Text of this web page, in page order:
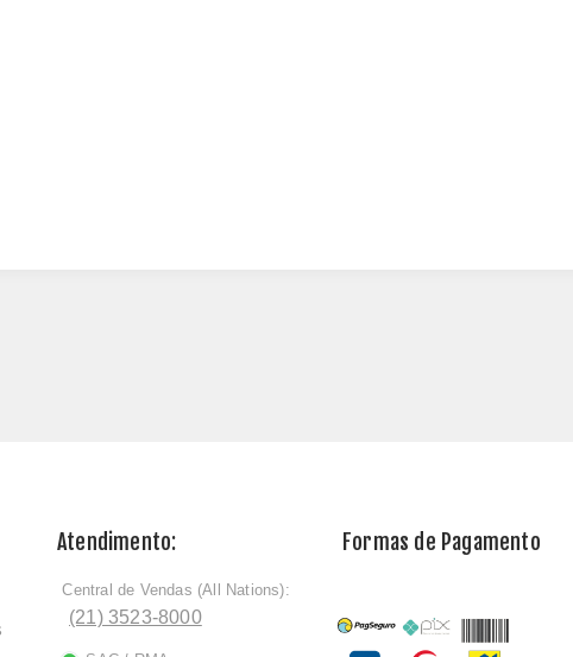
Atendimento:
ﾠCentral de Vendas (All Nations):
(21) 3523-8000
Formas de Pagamento